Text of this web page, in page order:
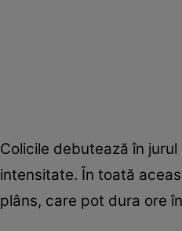
Colicile debutează în
intensitate. În toată
plâns, care pot dura ore